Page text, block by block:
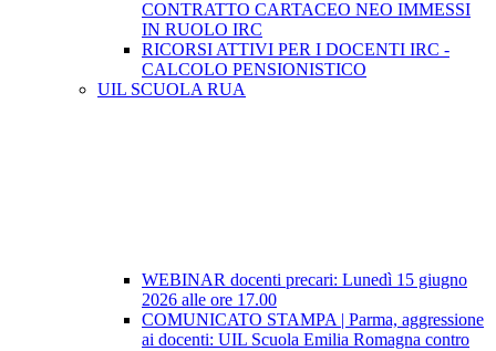
CONTRATTO CARTACEO NEO IMMESSI
IN RUOLO IRC
RICORSI ATTIVI PER I DOCENTI IRC -
CALCOLO PENSIONISTICO
UIL SCUOLA RUA
WEBINAR docenti precari: Lunedì 15 giugno
2026 alle ore 17.00
COMUNICATO STAMPA | Parma, aggressione
ai docenti: UIL Scuola Emilia Romagna contro